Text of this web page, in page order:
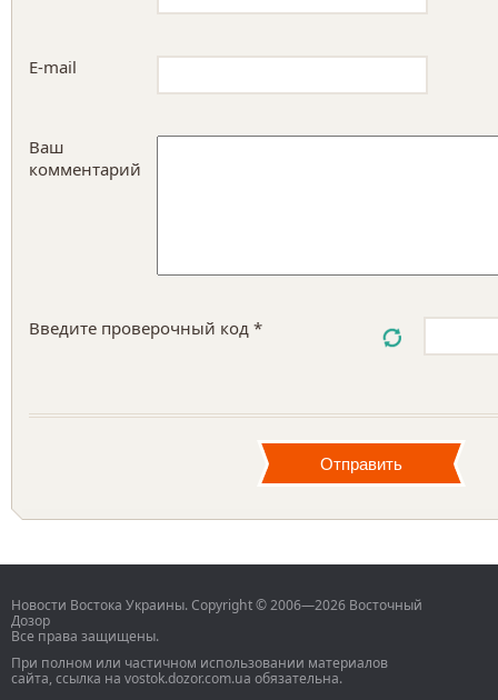
E-mail
Ваш
комментарий
Введите проверочный код *
Новости Востока Украины. Copyright © 2006—2026 Восточный
Дозор
Все права защищены.
При полном или частичном использовании материалов
сайта, ссылка на vostok.dozor.com.ua обязательна.